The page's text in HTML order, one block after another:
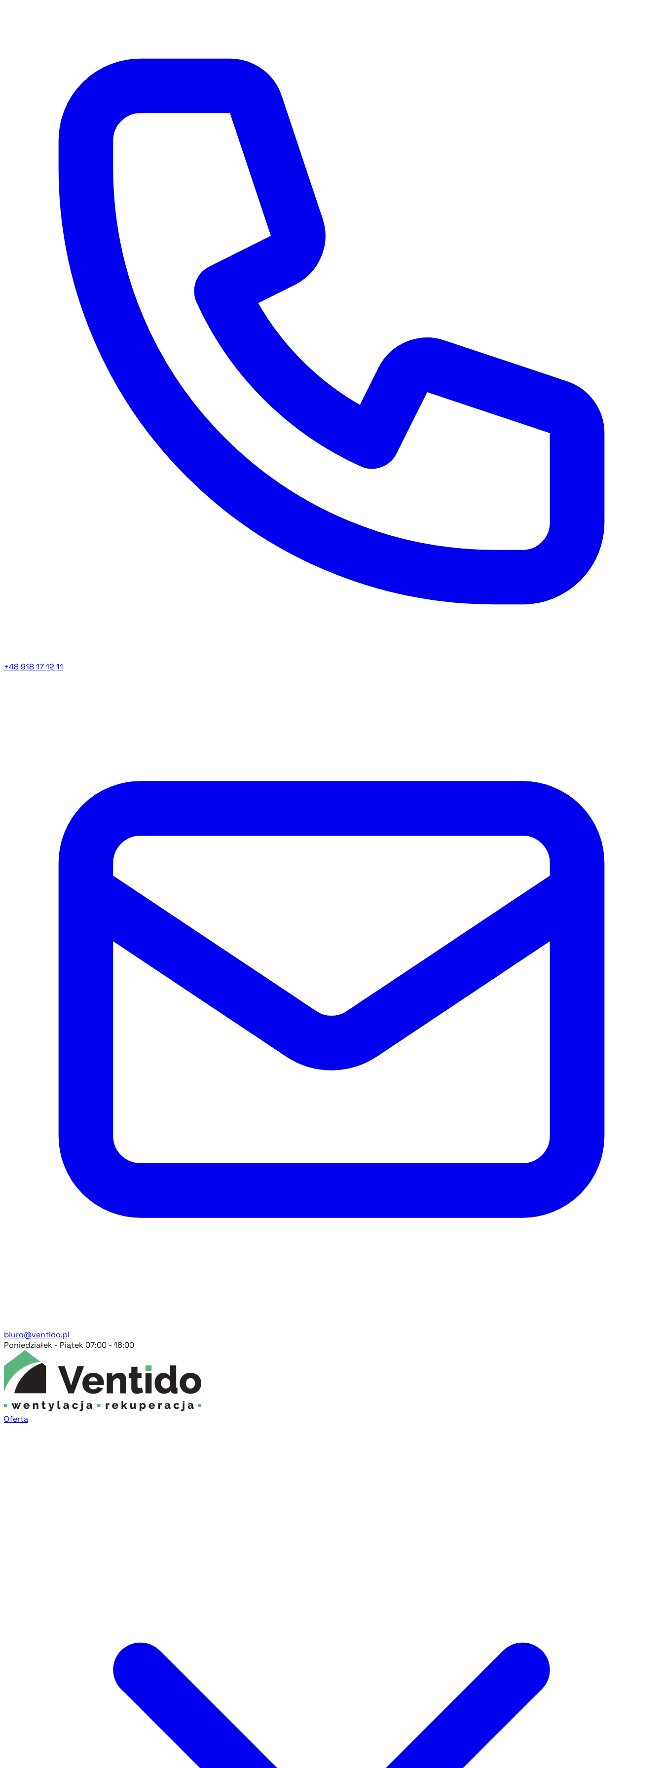
+48 918 17 12 11
biuro@ventido.pl
Poniedziałek - Piątek 07:00 - 16:00
Oferta